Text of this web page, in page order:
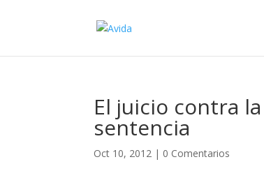
El juicio contra
sentencia
Oct 10, 2012 | 0 Comentarios